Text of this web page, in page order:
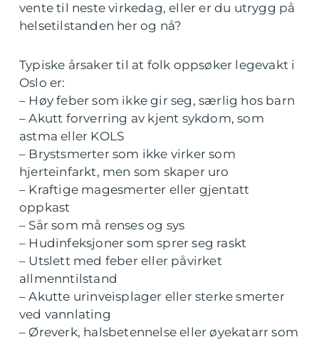
vente til neste virkedag, eller er du utrygg på
helsetilstanden her og nå?
Typiske årsaker til at folk oppsøker legevakt i
Oslo er:
– Høy feber som ikke gir seg, særlig hos barn
– Akutt forverring av kjent sykdom, som
astma eller KOLS
– Brystsmerter som ikke virker som
hjerteinfarkt, men som skaper uro
– Kraftige magesmerter eller gjentatt
oppkast
– Sår som må renses og sys
– Hudinfeksjoner som sprer seg raskt
– Utslett med feber eller påvirket
allmenntilstand
– Akutte urinveisplager eller sterke smerter
ved vannlating
– Øreverk, halsbetennelse eller øyekatarr som